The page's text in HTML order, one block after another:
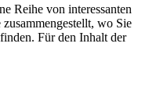
Reihe von interessanten
wo Sie
Für den Inhalt der